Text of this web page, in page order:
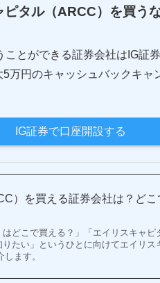
ピタル（ARCC）を買う
ことができる証券会社はIG証
5万円のキャッシュバックキャ
IG証券で口座開設する
）を買える証券会社は？どこ
はどこで買える？」「エイリスキャピ
りたい」というひとに向けてエイリス
ます。